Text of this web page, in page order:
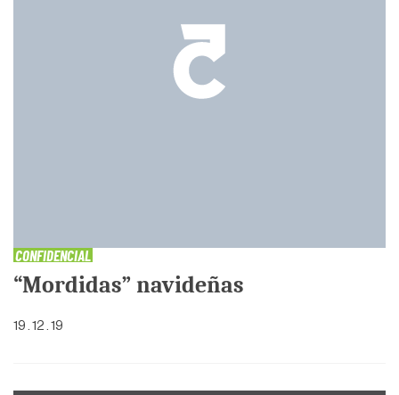
CONFIDENCIAL
“Mordidas” navideñas
19 . 12 . 19